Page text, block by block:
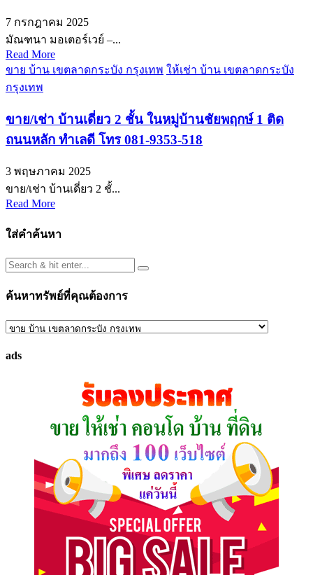
7 กรกฎาคม 2025
มัณฑนา มอเตอร์เวย์ –...
Read More
ขาย บ้าน เขตลาดกระบัง กรุงเทพ ให้เช่า บ้าน เขตลาดกระบัง
กรุงเทพ
ขาย/เช่า บ้านเดี่ยว 2 ชั้น ในหมู่บ้านชัยพฤกษ์ 1 ติด
ถนนหลัก ทำเลดี โทร 081-9353-518
3 พฤษภาคม 2025
ขาย/เช่า บ้านเดี่ยว 2 ชั้...
Read More
ใส่คำค้นหา
ค้นหาทรัพย์ที่คุณต้องการ
ค้นหา
ที่
ads